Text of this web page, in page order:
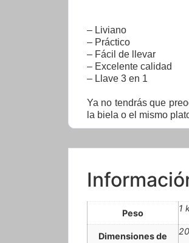
– Liviano
– Práctico
– Fácil de llevar
– Excelente calidad
– Llave 3 en 1
Ya no tendrás que
la biela o el mismo
Peso 1
Dimensiones de